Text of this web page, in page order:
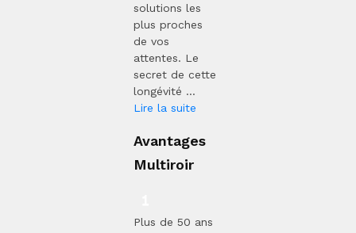
solutions les
plus proches
de vos
attentes. Le
secret de cette
longévité ...
Lire la suite
Avantages
Multiroir
Plus de 50 ans